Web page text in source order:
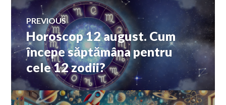
Navigare
în
articole
PREVIOUS
Previous
post:
Horoscop 12 august. Cum
începe săptămâna pentru
cele 12 zodii?